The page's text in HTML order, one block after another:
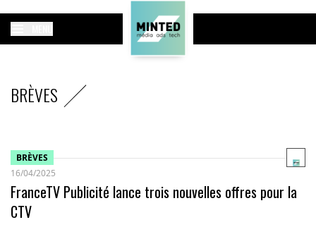
BRÈVES
BRÈVES
16/04/2025
FranceTV Publicité lance trois nouvelles offres pour la
CTV